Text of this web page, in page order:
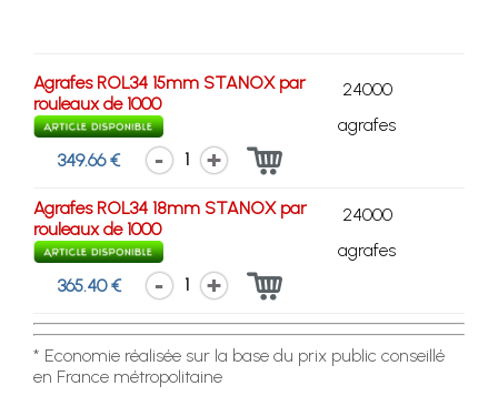
Agrafes ROL34 15mm STANOX par
rouleaux de 1000
24000
agrafes
349.66 €
1
Agrafes ROL34 18mm STANOX par
rouleaux de 1000
24000
agrafes
365.40 €
1
* Economie réalisée sur la base du prix public conseillé
en France métropolitaine